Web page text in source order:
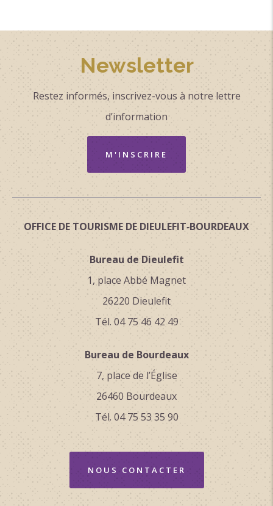
Newsletter
Restez informés, inscrivez-vous à notre lettre
d’information
M'INSCRIRE
OFFICE DE TOURISME DE DIEULEFIT‑BOURDEAUX
Bureau de Dieulefit
1, place Abbé Magnet
26220 Dieulefit
Tél. 04 75 46 42 49
Bureau de Bourdeaux
7, place de l’Église
26460 Bourdeaux
Tél. 04 75 53 35 90
NOUS CONTACTER